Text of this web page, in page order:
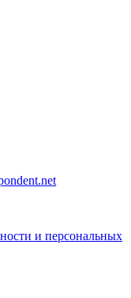
и персональных